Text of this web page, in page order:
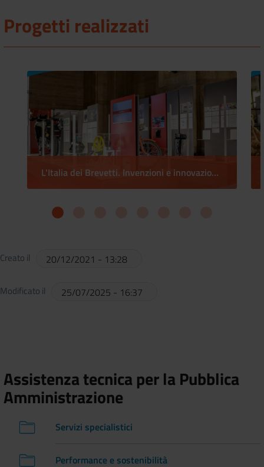
Progetti realizzati
L'Italia dei Brevetti. Invenzioni e innovazioni di successo!
Creato il 20/12/2021 - 13:28
Modificato il 25/07/2025 - 16:37
Assistenza tecnica per la Pubblica
Amministrazione
Servizi specialistici
Performance e sostenibilità